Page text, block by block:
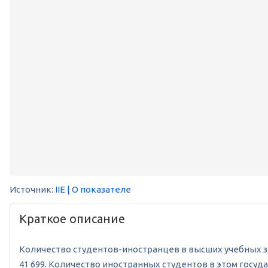
Источник: IIE | О показателе
Краткое описание
Количество студентов-иностранцев в высших учебных
41 699. Количество иностранных студентов в этом